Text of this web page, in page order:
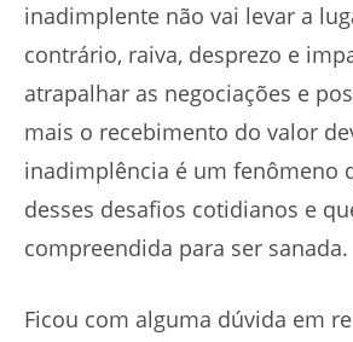
inadimplente não vai levar a
contrário, raiva, desprezo e
atrapalhar as negociações e
mais o recebimento do valor
inadimplência é um fenômeno
desses desafios cotidianos e
compreendida para ser sanada.
Ficou com alguma dúvida em